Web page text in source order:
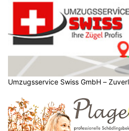
Umzugsservice Swiss GmbH –